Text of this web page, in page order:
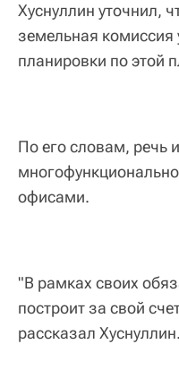
Хуснуллин уточнил,
земельная комиссия
планировки по этой
По его словам, речь
офисами.
"В рамках своих
построит за свой
рассказал Хуснуллин.